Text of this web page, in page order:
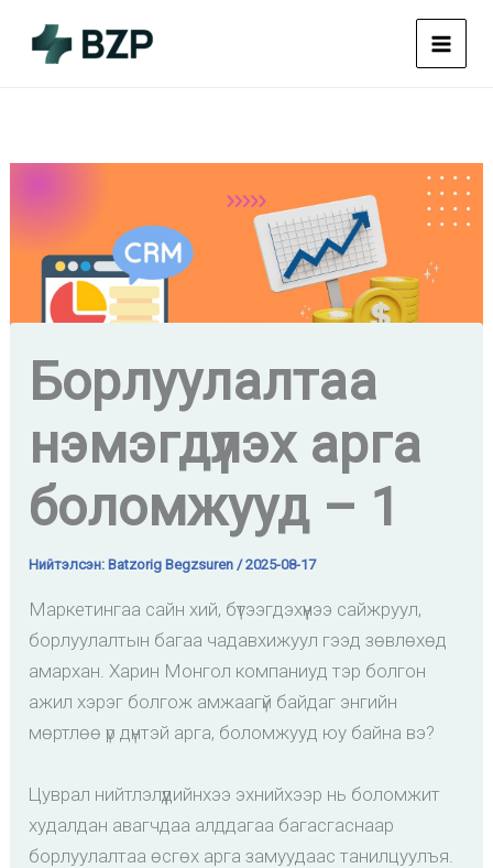
Борлуулалтаа
нэмэгдүүлэх арга
боломжууд – 1
Нийтэлсэн: Batzorig Begzsuren/2025-08-17
Маркетингаа сайн хий, бүтээгдэхүүнээ сайжруул,
борлуулалтын багаа чадавхижуул гээд зөвлөхөд
амархан. Харин Монгол компаниуд тэр болгон
ажил хэрэг болгож амжаагүй байдаг энгийн
мөртлөө үр дүнтэй арга, боломжууд юу байна вэ?
Цуврал нийтлэлүүдийнхээ эхнийхээр нь боломжит
худалдан авагчдаа алддагаа багасгаснаар
борлуулалтаа өсгөх арга замуудаас танилцуулъя.